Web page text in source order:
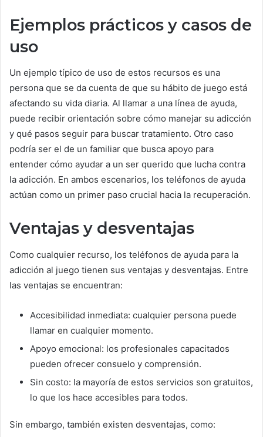
Ejemplos prácticos y casos de
uso
Un ejemplo típico de uso de estos recursos es una
persona que se da cuenta de que su hábito de juego está
afectando su vida diaria. Al llamar a una línea de ayuda,
puede recibir orientación sobre cómo manejar su adicción
y qué pasos seguir para buscar tratamiento. Otro caso
podría ser el de un familiar que busca apoyo para
entender cómo ayudar a un ser querido que lucha contra
la adicción. En ambos escenarios, los teléfonos de ayuda
actúan como un primer paso crucial hacia la recuperación.
Ventajas y desventajas
Como cualquier recurso, los teléfonos de ayuda para la
adicción al juego tienen sus ventajas y desventajas. Entre
las ventajas se encuentran:
Accesibilidad inmediata: cualquier persona puede
llamar en cualquier momento.
Apoyo emocional: los profesionales capacitados
pueden ofrecer consuelo y comprensión.
Sin costo: la mayoría de estos servicios son gratuitos,
lo que los hace accesibles para todos.
Sin embargo, también existen desventajas, como: